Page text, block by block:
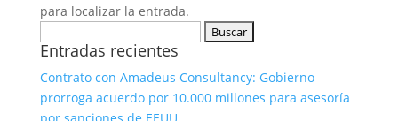
para localizar la entrada.
Entradas recientes
Contrato con Amadeus Consultancy: Gobierno
prorroga acuerdo por 10.000 millones para asesoría